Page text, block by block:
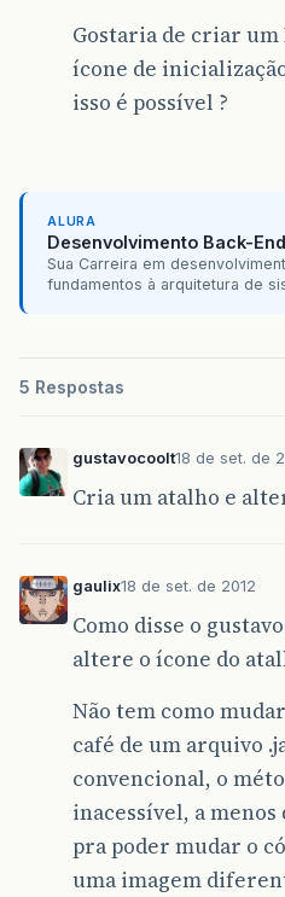
Gostaria de criar um
ícone de
isso é possível ?
ALURA
Desenvolvimento Back-
Sua Carreira em
fundamentos à arquitetura de
5 Respostas
gustavocoolt18 de set. de
Cria um atalho e
gaulix18 de set. de 2012
Como disse o
altere o ícone do
Não tem como
café de um arquivo
convencional, o
inacessível, a menos
pra poder mudar o
uma imagem